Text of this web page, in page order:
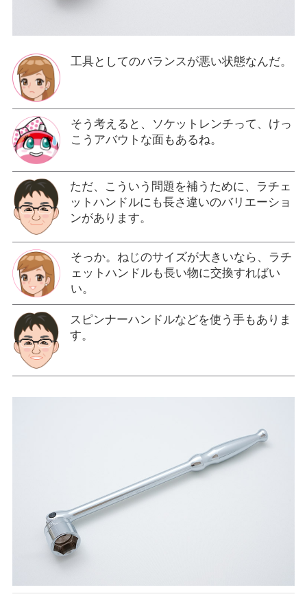
工具としてのバランスが悪い状態なんだ。
そう考えると、ソケットレンチって、けっ
こうアバウトな面もあるね。
ただ、こういう問題を補うために、ラチェ
ットハンドルにも長さ違いのバリエーショ
ンがあります。
そっか。ねじのサイズが大きいなら、ラチ
ェットハンドルも長い物に交換すればい
い。
スピンナーハンドルなどを使う手もありま
す。